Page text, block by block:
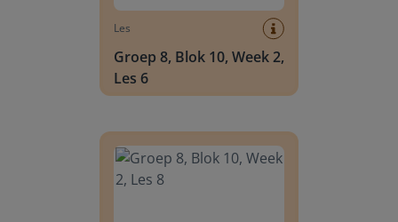
Les
Groep 8, Blok 10, Week 2,
Les 6